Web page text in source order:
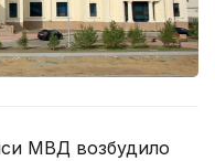
МВД возбудило